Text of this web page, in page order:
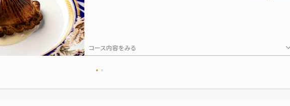
コース内容をみる